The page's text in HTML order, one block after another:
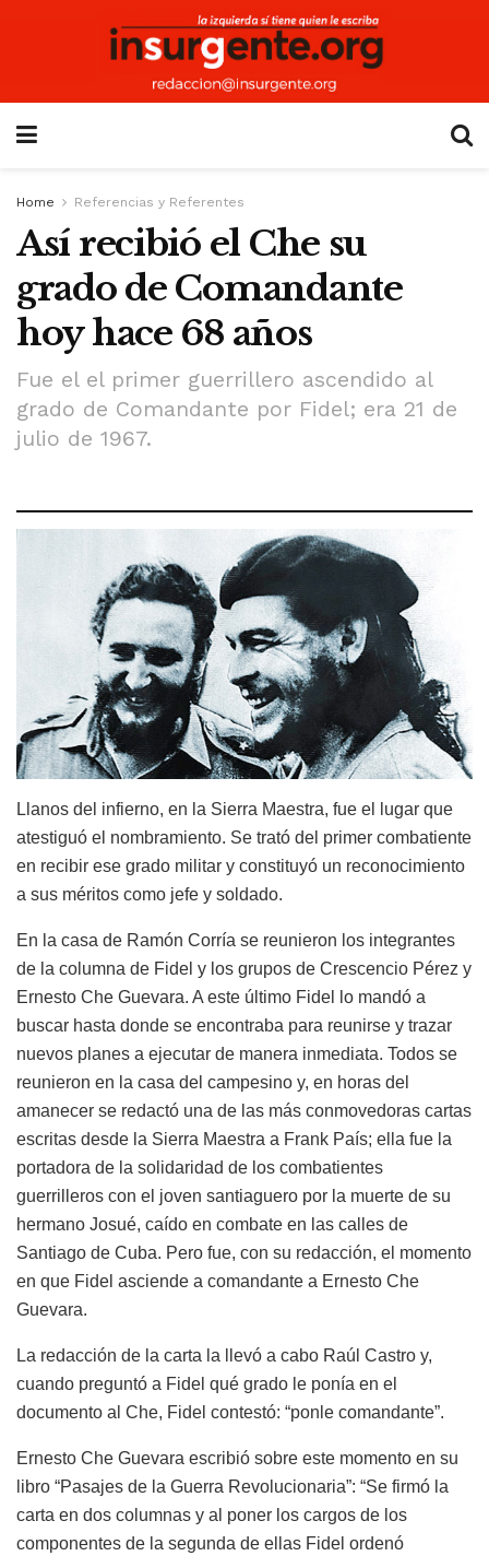
Home Referencias y Referentes
Así recibió el Che su
grado de Comandante
hoy hace 68 años
Fue el el primer guerrillero ascendido al
grado de Comandante por Fidel; era 21 de
julio de 1967.
Llanos del infierno, en la Sierra Maestra, fue el lugar que
atestiguó el nombramiento. Se trató del primer combatiente
en recibir ese grado militar y constituyó un reconocimiento
a sus méritos como jefe y soldado.
En la casa de Ramón Corría se reunieron los integrantes
de la columna de Fidel y los grupos de Crescencio Pérez y
Ernesto Che Guevara. A este último Fidel lo mandó a
buscar hasta donde se encontraba para reunirse y trazar
nuevos planes a ejecutar de manera inmediata. Todos se
reunieron en la casa del campesino y, en horas del
amanecer se redactó una de las más conmovedoras cartas
escritas desde la Sierra Maestra a Frank País; ella fue la
portadora de la solidaridad de los combatientes
guerrilleros con el joven santiaguero por la muerte de su
hermano Josué, caído en combate en las calles de
Santiago de Cuba. Pero fue, con su redacción, el momento
en que Fidel asciende a comandante a Ernesto Che
Guevara.
La redacción de la carta la llevó a cabo Raúl Castro y,
cuando preguntó a Fidel qué grado le ponía en el
documento al Che, Fidel contestó: “ponle comandante”.
Ernesto Che Guevara escribió sobre este momento en su
libro “Pasajes de la Guerra Revolucionaria”: “Se firmó la
carta en dos columnas y al poner los cargos de los
componentes de la segunda de ellas Fidel ordenó